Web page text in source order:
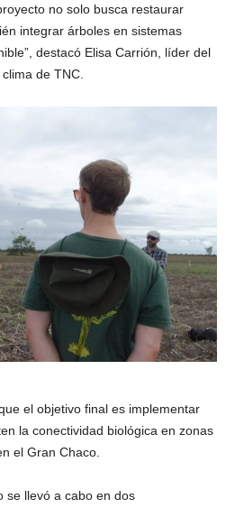
no solo busca restaurar
integrar árboles en sistemas
destacó Elisa Carrión, líder del
de TNC.
el objetivo final es implementar
la conectividad biológica en zonas
el Gran Chaco.
se llevó a cabo en dos